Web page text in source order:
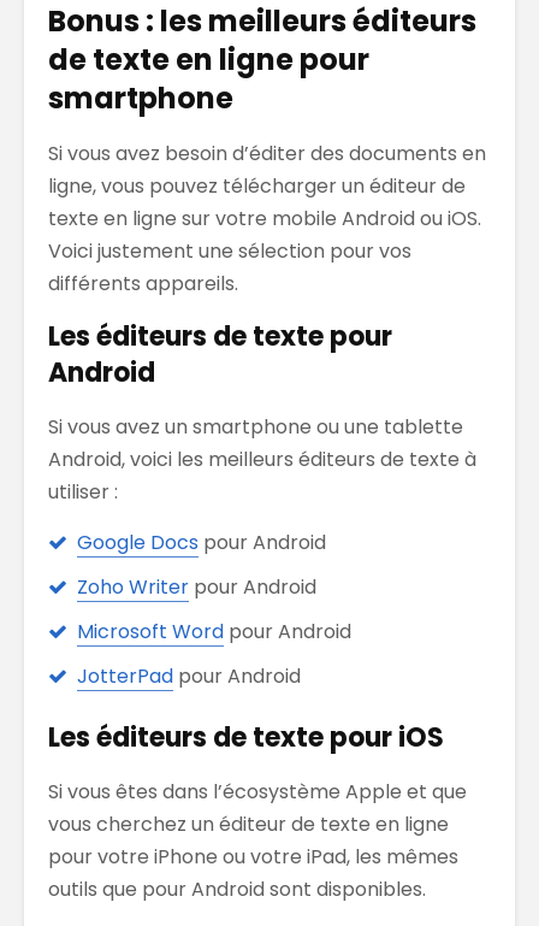
Bonus : les meilleurs éditeurs
de texte en ligne pour
smartphone
Si vous avez besoin d’éditer des documents en
ligne, vous pouvez télécharger un éditeur de
texte en ligne sur votre mobile Android ou iOS.
Voici justement une sélection pour vos
différents appareils.
Les éditeurs de texte pour
Android
Si vous avez un smartphone ou une tablette
Android, voici les meilleurs éditeurs de texte à
utiliser :
Google Docs pour Android
Zoho Writer pour Android
Microsoft Word pour Android
JotterPad pour Android
Les éditeurs de texte pour iOS
Si vous êtes dans l’écosystème Apple et que
vous cherchez un éditeur de texte en ligne
pour votre iPhone ou votre iPad, les mêmes
outils que pour Android sont disponibles.